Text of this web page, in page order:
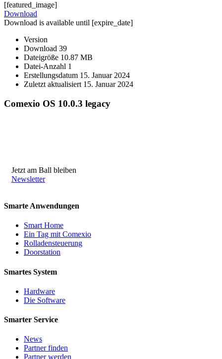
[featured_image]
Download
Download is available until [expire_date]
Version
Download 39
Dateigröße 10.87 MB
Datei-Anzahl 1
Erstellungsdatum 15. Januar 2024
Zuletzt aktualisiert 15. Januar 2024
Comexio OS 10.0.3 legacy
Jetzt am Ball bleiben
Newsletter
Smarte Anwendungen
Smart Home
Ein Tag mit Comexio
Rolladensteuerung
Doorstation
Smartes System
Hardware
Die Software
Smarter Service
News
Partner finden
Partner werden